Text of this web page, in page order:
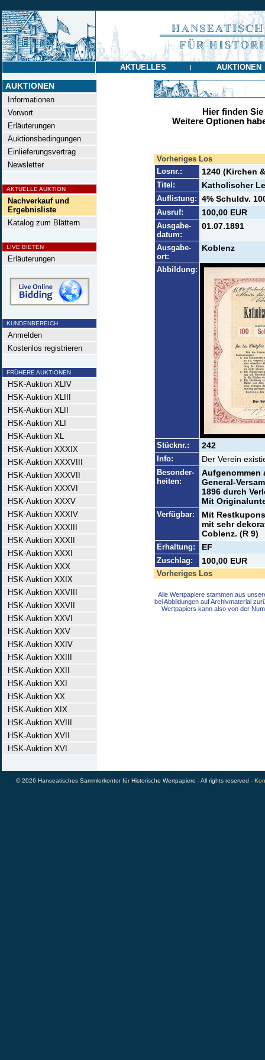
AKTUELLES | AUKTIONEN
AUKTIONEN
Informationen
Vorwort
Erläuterungen
Auktionsbedingungen
Einlieferungsvertrag
Newsletter
AKTUELLE AUKTION
Nachverkauf und
Ergebnisliste
Katalog zum Blättern
LIVE BIETEN
Erläuterungen
KUNDENBEREICH
Anmelden
Kostenlos registrieren
FRÜHERE AUKTIONEN
HSK-Auktion XLIV
HSK-Auktion XLIII
HSK-Auktion XLII
HSK-Auktion XLI
HSK-Auktion XL
HSK-Auktion XXXIX
HSK-Auktion XXXVIII
HSK-Auktion XXXVII
HSK-Auktion XXXVI
HSK-Auktion XXXV
HSK-Auktion XXXIV
HSK-Auktion XXXIII
HSK-Auktion XXXII
HSK-Auktion XXXI
HSK-Auktion XXX
HSK-Auktion XXIX
HSK-Auktion XXVIII
HSK-Auktion XXVII
HSK-Auktion XXVI
HSK-Auktion XXV
HSK-Auktion XXIV
HSK-Auktion XXIII
HSK-Auktion XXII
HSK-Auktion XXI
HSK-Auktion XX
HSK-Auktion XIX
HSK-Auktion XVIII
HSK-Auktion XVII
HSK-Auktion XVI
Hier finden
Weitere Optionen
Vorheriges Los
Losnr.:
1240 (Kirchen
Titel: Katholischer
Auflistung: 4% Schuldv.
Ausruf: 100,00 EUR
Ausgabe-
datum:
01.07.1891
Ausgabe-
ort:
Koblenz
Abbildung:
Stücknr.: 242
Info: Der Verein
Besonder-
heiten:
Aufgenommen
General-
1896 durch
Mit
Verfügbar:
Mit
mit sehr
Coblenz. (R 9)
Erhaltung: EF
Zuschlag: 100,00 EUR
Vorheriges Los
Alle Wertpapiere stammen aus
bei Abbildungen auf Archivmaterial
Wertpapiers kann also von der
© 2026 Hanseatisches Sammlerkontor für Historische Wertpapiere - All rights reserved -